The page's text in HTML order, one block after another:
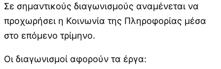
Σε σημαντικούς διαγωνισμούς αναμένεται να
προχωρήσει η Κοινωνία της Πληροφορίας μέσα
στο επόμενο τρίμηνο.
Οι διαγωνισμοί αφορούν τα έργα: